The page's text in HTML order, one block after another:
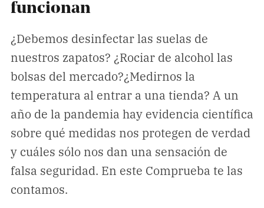
Inicio
Noticias
Especiales
Nosotros
COBERTURAS
Comprueba
Climatopedia
Medio ambiente
funcionan
¿Debemos desinfectar las suelas de
nuestros zapatos? ¿Rociar de alcohol las
bolsas del mercado?¿Medirnos la
temperatura al entrar a una tienda? A un
año de la pandemia hay evidencia científica
sobre qué medidas nos protegen de verdad
y cuáles sólo nos dan una sensación de
falsa seguridad. En este Comprueba te las
contamos.